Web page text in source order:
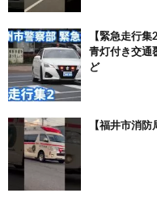
【緊急走行
青灯付き交通
ど
【福井市消